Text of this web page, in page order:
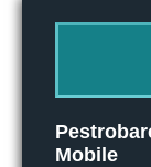
Mobile